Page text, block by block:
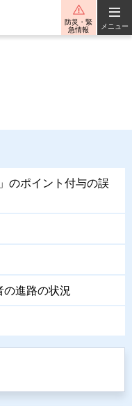
防災・緊
急情報
メニュー
のポイント付与の誤
の進路の状況